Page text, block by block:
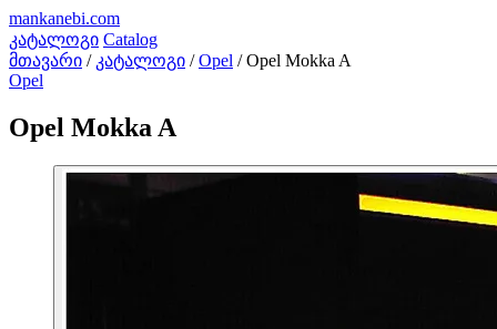
mankanebi.com
კატალოგი Catalog
მთავარი / კატალოგი / Opel / Opel Mokka A
Opel
Opel Mokka A